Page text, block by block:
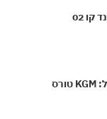
BYD Atto 3 קילר? לינק אנד קו 02
בדרך להגשמת הפוטנציאל: KGM טורס